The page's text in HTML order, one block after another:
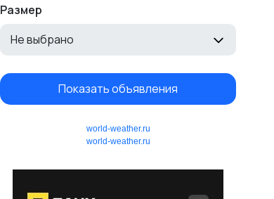
Размер
Не выбрано
Показать объявления
world-weather.ru
world-weather.ru